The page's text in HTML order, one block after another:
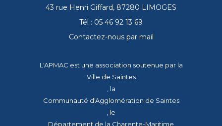
43 rue Henri Giffard, 87280 LIMOGES
Tél : 05 46 92 13 69
Contactez-nous par mail
L'APMAC est une association soutenue par la
Ville de Saintes
, la
Communauté d'Agglomération de Saintes
, le
Département de la Charente-Maritime